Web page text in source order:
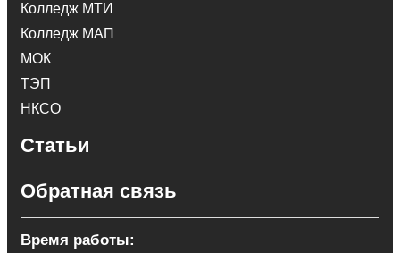
Колледж МТИ
Колледж МАП
МОК
ТЭП
НКСО
Статьи
Обратная связь
Время работы: